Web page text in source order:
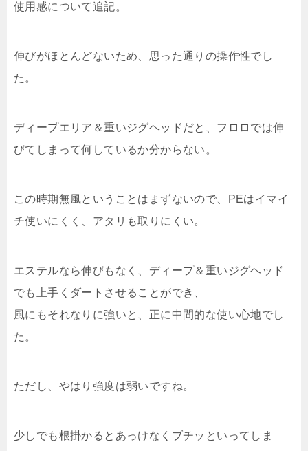
使用感について追記。
伸びがほとんどないため、思った通りの操作性でし
た。
ディープエリア＆重いジグヘッドだと、フロロでは伸
びてしまって何しているか分からない。
この時期無風ということはまずないので、PEはイマイ
チ使いにくく、アタリも取りにくい。
エステルなら伸びもなく、ディープ＆重いジグヘッド
でも上手くダートさせることができ、
風にもそれなりに強いと、正に中間的な使い心地でし
た。
ただし、やはり強度は弱いですね。
少しでも根掛かるとあっけなくブチッといってしま